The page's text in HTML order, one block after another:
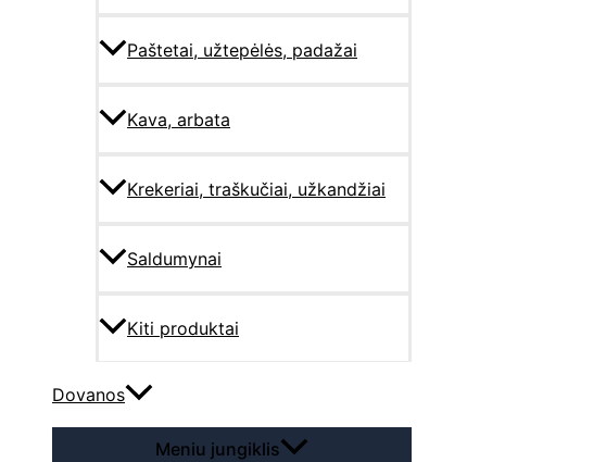
Paštetai, užtepėlės, padažai
Kava, arbata
Krekeriai, traškučiai, užkandžiai
Saldumynai
Kiti produktai
Dovanos
Meniu jungiklis